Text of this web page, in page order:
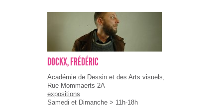
DOCKX, FRÉDÉRIC
Académie de Dessin et des Arts visuels,
Rue Mommaerts 2A
expositions
Samedi et Dimanche > 11h-18h